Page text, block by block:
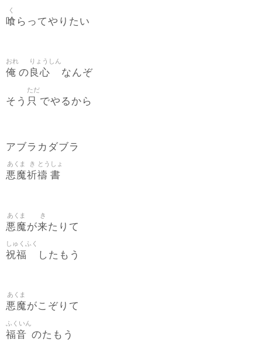
喰
く
らってやりたい
俺
おれ
の 良心
りょうしん
なんぞ
そう 只
ただ
でやるから
アブラカダブラ
悪魔
あくま
祈
き
禱
とう
書
しょ
悪魔
あくま
が来
き
たりて
祝福
しゅくふく
したもう
悪魔
あくま
がこぞりて
福音
ふくいん
のたもう